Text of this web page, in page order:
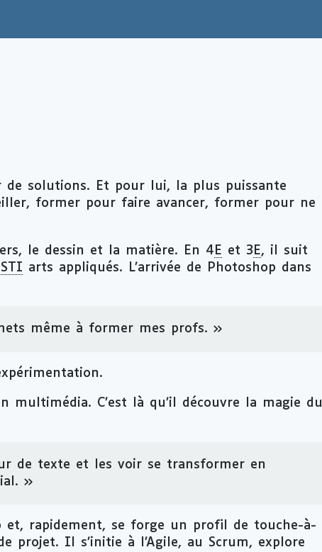
de solutions. Et pour lui, la plus puissante
former pour faire avancer, former pour ne
le dessin et la matière. En 4 E et 3 E, il suit
STI arts appliqués. L’arrivée de Photoshop dans
même à former mes profs. »
multimédia. C’est là qu’il découvre la magie du
de texte et les voir se transformer en
»
rapidement, se forge un profil de touche-à-
projet. Il s’initie à l’Agile, au Scrum, explore